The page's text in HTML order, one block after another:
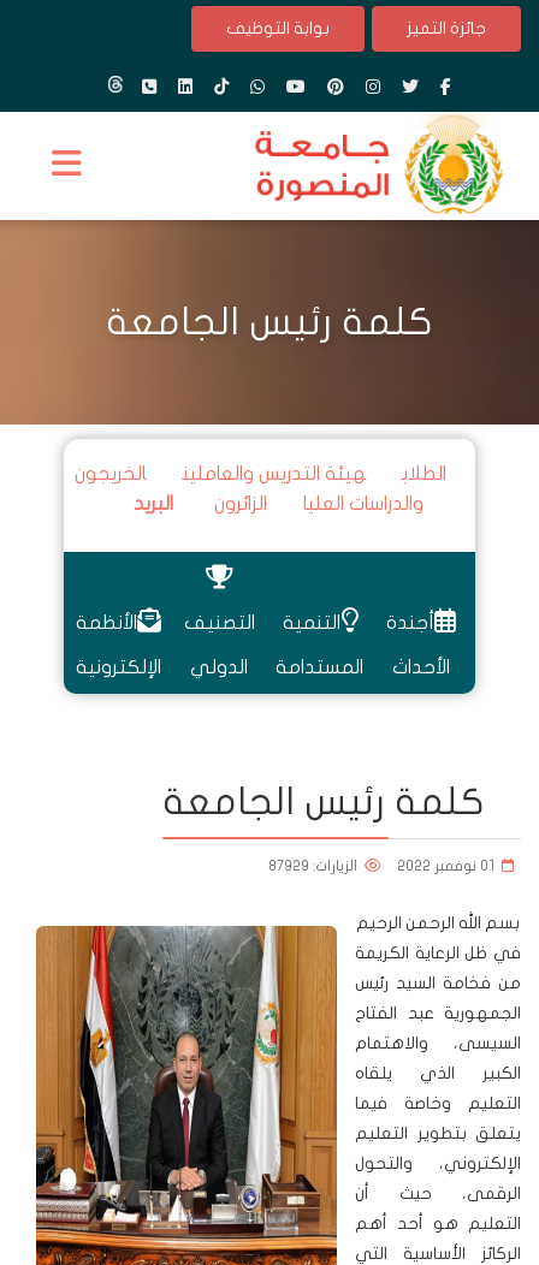
جائزة التميز بوابة التوظيف
كلمة رئيس الجامعة
الطلاب هيئة التدريس والعاملين
الخريجون
والدراسات العليا
الزائرون البريد
أجندة
الأحداث
التنمية
المستدامة
التصنيف
الدولي
الأنظمة
الإلكترونية
كلمة رئيس الجامعة
01 نوفمبر 2022 الزيارات: 87929
بسم الله الرحمن الرحيم
في ظل الرعاية الكريمة
من فخامة السيد رئيس
الجمهورية عبد الفتاح
السيسى، والاهتمام
الكبير الذي يلقاه
التعليم وخاصة فيما
يتعلق بتطوير التعليم
الإلكتروني، والتحول
الرقمى، حيث أن
التعليم هو أحد أهم
الركائز الأساسية التي